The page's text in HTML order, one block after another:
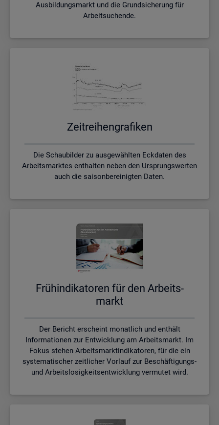
Ausbildungsmarkt und die Grundsicherung für
Arbeitsuchende.
Zeit­rei­hen­gra­fi­ken
Die Schaubilder zu ausgewählten Eckdaten des
Arbeitsmarktes enthalten neben den Ursprungswerten
auch die saisonbereinigten Daten.
Früh­in­di­ka­to­ren für den Ar­beits­
markt
Der Bericht erscheint monatlich und enthält
Informationen zur Entwicklung am Arbeitsmarkt. Im
Fokus stehen Arbeitsmarktindikatoren, für die ein
systematischer zeitlicher Vorlauf zur Beschäftigungs-
und Arbeitslosigkeitsentwicklung vermutet wird.